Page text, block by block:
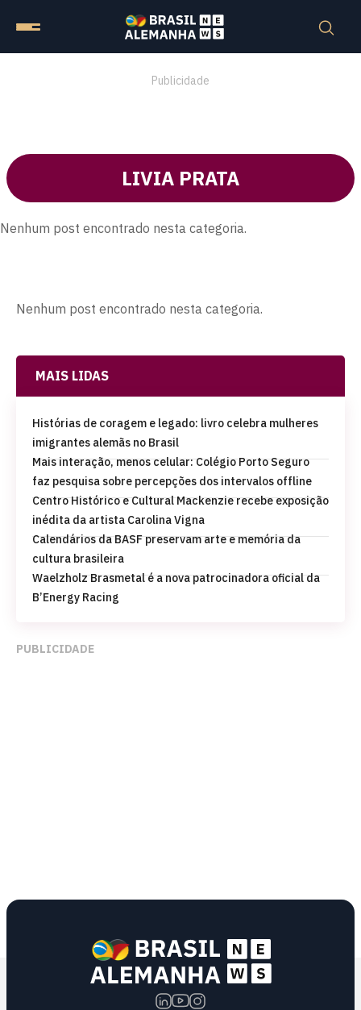
Publicidade
LIVIA PRATA
Nenhum post encontrado nesta categoria.
Nenhum post encontrado nesta categoria.
MAIS LIDAS
Histórias de coragem e legado: livro celebra mulheres
imigrantes alemãs no Brasil
Mais interação, menos celular: Colégio Porto Seguro
faz pesquisa sobre percepções dos intervalos offline
Centro Histórico e Cultural Mackenzie recebe exposição
inédita da artista Carolina Vigna
Calendários da BASF preservam arte e memória da
cultura brasileira
Waelzholz Brasmetal é a nova patrocinadora oficial da
B’Energy Racing
PUBLICIDADE